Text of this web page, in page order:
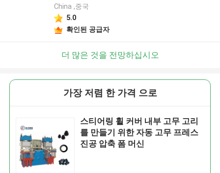
China ,중국
5.0
확인된 공급자
더 많은 것을 전망하십시오
가장 저렴 한 가격 으로
스티어링 휠 커버 내부 고무 고리
를 만들기 위한 자동 고무 프레스
진공 압축 폼 머신